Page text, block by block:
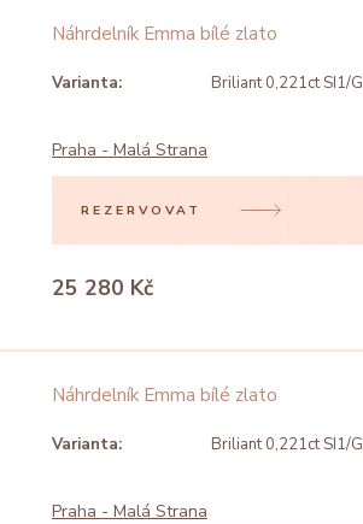
Náhrdelník Emma bílé zlato
Varianta: Briliant 0,221ct SI1/G
Praha - Malá Strana
REZERVOVAT
25 280 Kč
Náhrdelník Emma bílé zlato
Varianta: Briliant 0,221ct SI1/G
Praha - Malá Strana